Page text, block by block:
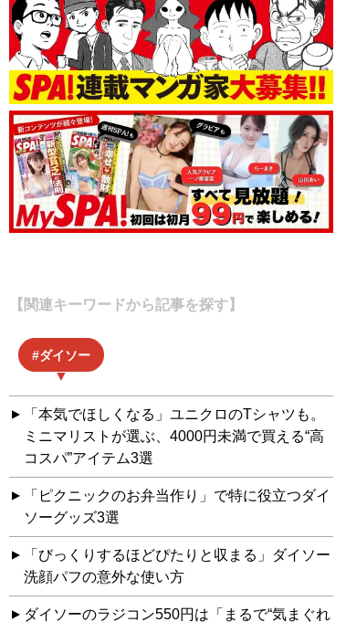
【関連キーワードから記事を探す】
ダイソー
「本気でほしくなる」ユニクロのTシャツも。
ミニマリストが選ぶ、4000円未満で買える“高
コスパ”アイテム3選
「ピクニックのお弁当作り」で特に役立つダイ
ソーグッズ3選
「びっくりするほどぴたりと収まる」ダイソー
洗顔パフの意外な使い方
ダイソーのラジコン550円は「まるで“気まぐれ